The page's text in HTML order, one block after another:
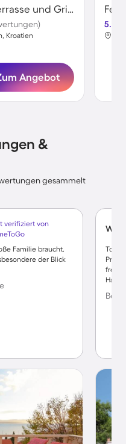
Villa mit privatem Pool, Terrasse und Grill | Perfekt für die Arbeit von Zuhause
Kroatien
Angebot
5.0
&
gesammelt
verifiziert von
Familie braucht.
der Blick
Tolle